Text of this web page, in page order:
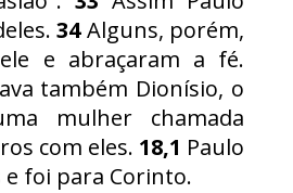
34Alguns, porém,
e abraçaram a fé.
também Dionísio, o
mulher chamada
com eles. 18,1 Paulo
e foi para Corinto.